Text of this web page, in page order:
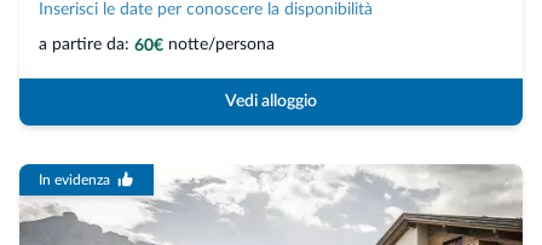
Inserisci le date per conoscere la disponibilità
a partire da: 60€ notte/persona
Vedi alloggio
In evidenza